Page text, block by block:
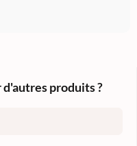
produits ?